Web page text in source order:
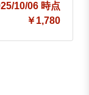
10/06 時点
￥1,780